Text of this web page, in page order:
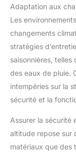
Adaptation aux
Les
changements
stratégies
saisonnières,
des eaux de pluie.
intempéries sur la
sécurité et la
Assurer la sécurité
altitude repose sur
matériaux que des